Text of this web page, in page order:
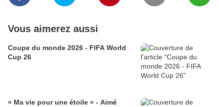
Vous aimerez aussi
Coupe du monde 2026 - FIFA World
Cup 26
« Ma vie pour une étoile » - Aimé